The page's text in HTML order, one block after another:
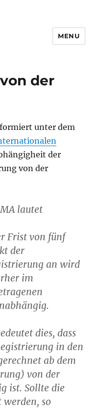
MENU
der
unter dem
der
von der
lautet
Frist von fünf
der
an wird
im
dies, dass
in den
ab dem
von der
ist. Sollte die
werden, so